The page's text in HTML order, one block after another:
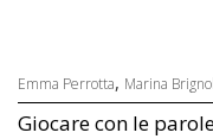
Emma Perrotta, Marina
Giocare con le